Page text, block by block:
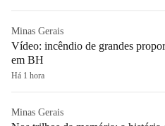
Minas Gerais
Vídeo: incêndio de grandes
em BH
Há 1 hora
Minas Gerais